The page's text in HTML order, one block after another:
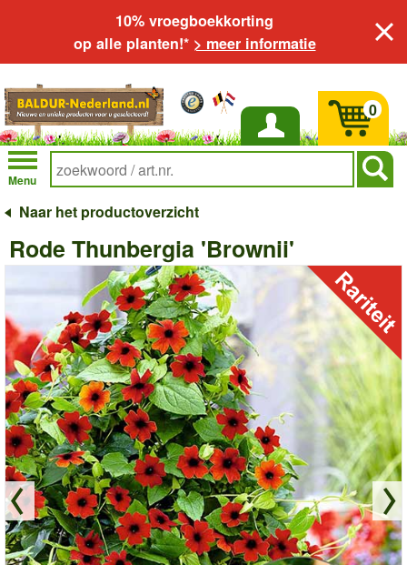
10% vroegboekkorting
op alle planten!* > meer informatie
Inloggen
Menu
0
Naar het productoverzicht
Rode Thunbergia 'Brownii'